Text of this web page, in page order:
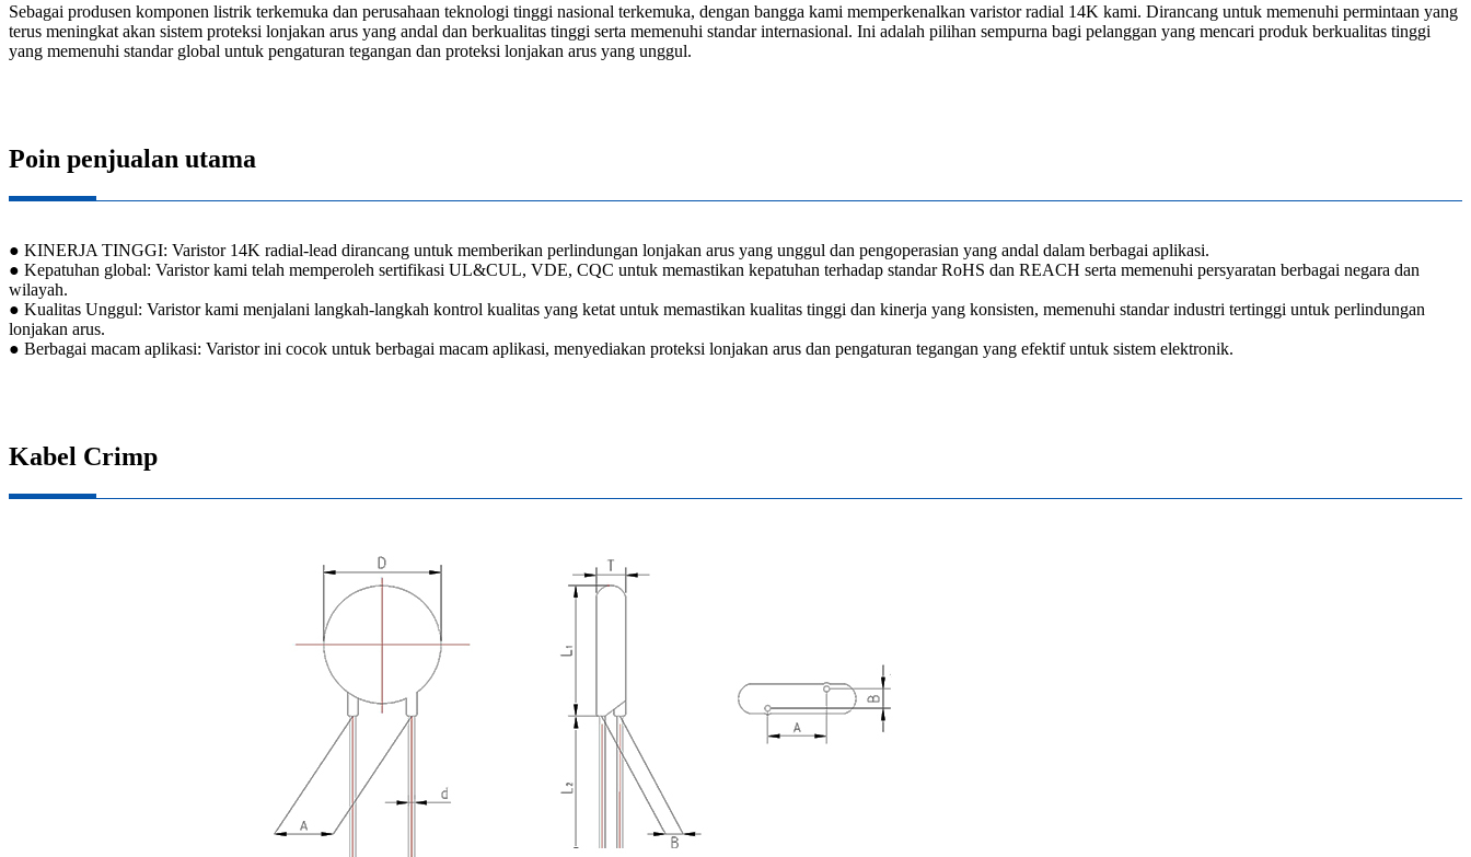
Sebagai produsen komponen listrik terkemuka dan perusahaan teknologi tinggi nasional terkemuka, dengan bangga kami memperkenalkan varistor radial 14K kami. Dirancang untuk memenuhi permintaan yang
terus meningkat akan sistem proteksi lonjakan arus yang andal dan berkualitas tinggi serta memenuhi standar internasional. Ini adalah pilihan sempurna bagi pelanggan yang mencari produk berkualitas tinggi
yang memenuhi standar global untuk pengaturan tegangan dan proteksi lonjakan arus yang unggul.
Poin penjualan utama
● KINERJA TINGGI: Varistor 14K radial-lead dirancang untuk memberikan perlindungan lonjakan arus yang unggul dan pengoperasian yang andal dalam berbagai aplikasi.
● Kepatuhan global: Varistor kami telah memperoleh sertifikasi UL&CUL, VDE, CQC untuk memastikan kepatuhan terhadap standar RoHS dan REACH serta memenuhi persyaratan berbagai negara dan
wilayah.
● Kualitas Unggul: Varistor kami menjalani langkah-langkah kontrol kualitas yang ketat untuk memastikan kualitas tinggi dan kinerja yang konsisten, memenuhi standar industri tertinggi untuk perlindungan
lonjakan arus.
● Berbagai macam aplikasi: Varistor ini cocok untuk berbagai macam aplikasi, menyediakan proteksi lonjakan arus dan pengaturan tegangan yang efektif untuk sistem elektronik.
Kabel Crimp